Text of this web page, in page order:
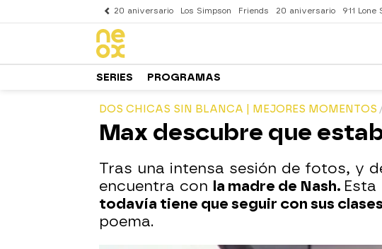
20 aniversario Los Simpson Friends 20 aniversario 911 Lone
SERIES PROGRAMAS
DOS CHICAS SIN BLANCA | MEJORES MOMENTOS
Max descubre que
Tras una intensa sesión de fotos, y
encuentra con la madre de Nash.
todavía tiene que seguir con sus
poema.